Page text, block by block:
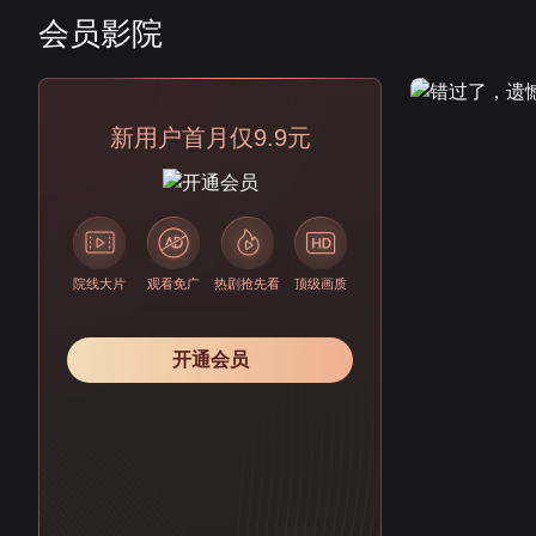
会员影院
新用户首月仅9.9元
院线大片 观看免广 热剧抢先看 顶级画质
开通会员
会员